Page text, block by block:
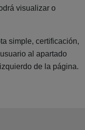
visualizar o
simple, certificación,
al apartado
de la página.